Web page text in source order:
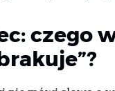
czego